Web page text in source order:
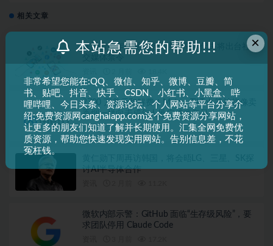
相关文章
保护青少年免受网络伤害：马尔代夫将出台社
2700 万美元和解费！Meta、TikTok 等被指像卖
香烟一样向未成年人推广成瘾产品
资讯 2 月前 18.7K
讨AI半导体合作
微软内部示警：GitHub 面临“生存级风险”，要
求团队停用 Claude Code
×
本站急需您的帮助!!!
非常希望您能在:QQ、微信、知乎、微博、豆瓣、简
书、贴吧、抖音、快手、CSDN、小红书、小黑盒、哔
哩哔哩、今日头条、资源论坛、个人网站等平台分享介
绍:免费资源网canghaiapp.com这个免费资源分享网站，
让更多的朋友们知道了解并长期使用。汇集全网免费优
质资源，帮助您快速发现实用网站。告别信息差，不花
冤枉钱。